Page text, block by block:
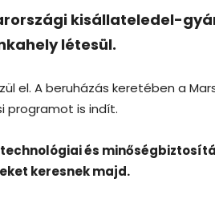
kisállateledel-
létesül.
el. A beruházás keretében a
programot is indít.
és
keresnek majd.